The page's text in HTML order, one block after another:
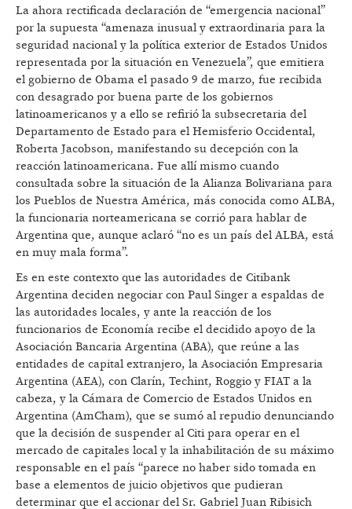
La ahora rectificada declaración de “emergencia nacional”
por la supuesta “amenaza inusual y extraordinaria para la
seguridad nacional y la política exterior de Estados Unidos
representada por la situación en Venezuela”, que emitiera
el gobierno de Obama el pasado 9 de marzo, fue recibida
con desagrado por buena parte de los gobiernos
latinoamericanos y a ello se refirió la subsecretaria del
Departamento de Estado para el Hemisferio Occidental,
Roberta Jacobson, manifestando su decepción con la
reacción latinoamericana. Fue allí mismo cuando
consultada sobre la situación de la Alianza Bolivariana para
los Pueblos de Nuestra América, más conocida como ALBA,
la funcionaria norteamericana se corrió para hablar de
Argentina que, aunque aclaró “no es un país del ALBA, está
en muy mala forma”.
Es en este contexto que las autoridades de Citibank
Argentina deciden negociar con Paul Singer a espaldas de
las autoridades locales, y ante la reacción de los
funcionarios de Economía recibe el decidido apoyo de la
Asociación Bancaria Argentina (ABA), que reúne a las
entidades de capital extranjero, la Asociación Empresaria
Argentina (AEA), con Clarín, Techint, Roggio y FIAT a la
cabeza, y la Cámara de Comercio de Estados Unidos en
Argentina (AmCham), que se sumó al repudio denunciando
que la decisión de suspender al Citi para operar en el
mercado de capitales local y la inhabilitación de su máximo
responsable en el país “parece no haber sido tomada en
base a elementos de juicio objetivos que pudieran
determinar que el accionar del Sr. Gabriel Juan Ribisich